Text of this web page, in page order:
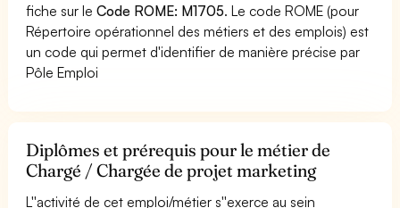
fiche sur leCode ROME: M1705. Le code ROME (pour
Répertoire opérationnel des métiers et des emplois) est
un code qui permet d'identifier de manière précise par
Pôle Emploi
Diplômes et prérequis pour le métier de
Chargé / Chargée de projet marketing
L''activité de cet emploi/métier s''exerce au sein